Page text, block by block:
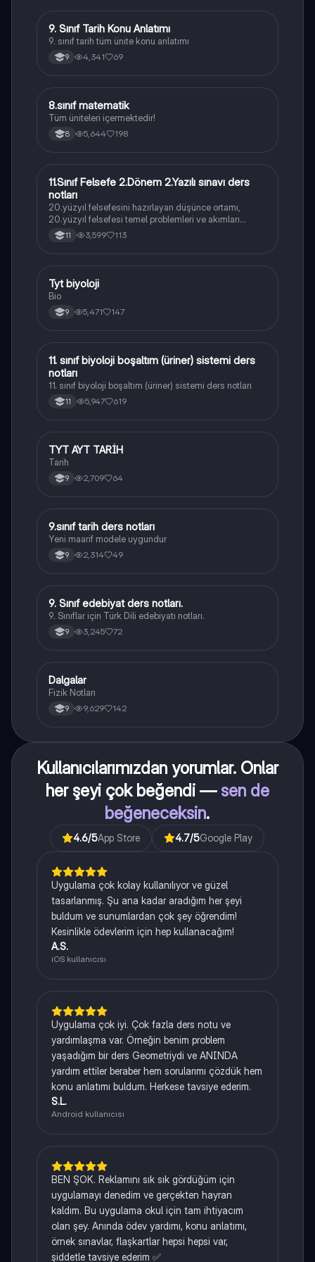
Tarih
9. Sınıf Tarih Konu Anlatımı
9. sınıf tarih tüm ünite konu anlatımı
9 4,341 69
Matematik
8.sınıf matematik
Tüm üniteleri içermektedir!
8 5,644 198
Felsefe
11.Sınıf Felsefe 2.Dönem 2.Yazılı sınavı ders
notları
20.yüzyıl felsefesini hazırlayan düşünce ortamı,
20.yüzyıl felsefesi temel problemleri ve akımları
konularını içermektedir
11 3,599 113
Biyoloji
Tyt biyoloji
Bio
9 5,471 147
Biyoloji
11. sınıf biyoloji boşaltım (üriner) sistemi ders
notları
11. sınıf biyoloji boşaltım (üriner) sistemi ders notları
11 5,947 619
Tarih
TYT AYT TARİH
Tarih
9 2,709 64
Tarih
9.sınıf tarih ders notları
Yeni maarif modele uygundur
9 2,314 49
Türk Dili ve Edebiyatı
9. Sınıf edebiyat ders notları.
9. Sınıflar için Türk Dili edebiyatı notları.
9 3,245 72
Fizik
Dalgalar
Fizik Notları
9 9,629 142
Kullanıcılarımızdan yorumlar. Onlar
her şeyi çok beğendi — sen de
beğeneceksin.
4.6/5App Store 4.7/5Google Play
Uygulama çok kolay kullanılıyor ve güzel
tasarlanmış. Şu ana kadar aradığım her şeyi
buldum ve sunumlardan çok şey öğrendim!
Kesinlikle ödevlerim için hep kullanacağım!
A.S.
iOS kullanıcısı
Uygulama çok iyi. Çok fazla ders notu ve
yardımlaşma var. Örneğin benim problem
yaşadığım bir ders Geometriydi ve ANINDA
yardım ettiler beraber hem sorularımı çözdük hem
konu anlatımı buldum. Herkese tavsiye ederim.
S.L.
Android kullanıcısı
BEN ŞOK. Reklamını sık sık gördüğüm için
uygulamayı denedim ve gerçekten hayran
kaldım. Bu uygulama okul için tam ihtiyacım
olan şey. Anında ödev yardımı, konu anlatımı,
örnek sınavlar, flaşkartlar hepsi hepsi var,
şiddetle tavsiye ederim ✅